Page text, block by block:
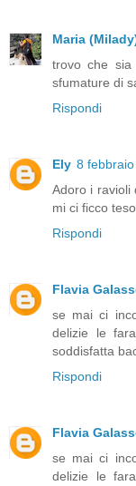
Maria
trovo che sia
sfumature di
Rispondi
Ely 8
Adoro i ravioli
mi ci ficco
Rispondi
Flavia
se mai ci
delizie le
soddisfatta
Rispondi
Flavia
se mai ci
delizie le